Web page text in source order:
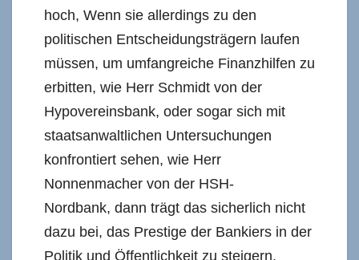
hoch, Wenn sie allerdings zu den
politischen Entscheidungsträgern laufen
müssen, um umfangreiche Finanzhilfen zu
erbitten, wie Herr Schmidt von der
Hypovereinsbank, oder sogar sich mit
staatsanwaltlichen Untersuchungen
konfrontiert sehen, wie Herr
Nonnenmacher von der HSH-
Nordbank, dann trägt das sicherlich nicht
dazu bei, das Prestige der Bankiers in der
Politik und Öffentlichkeit zu steigern.